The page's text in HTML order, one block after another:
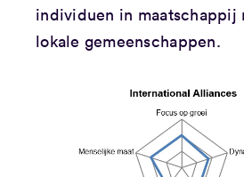
individuen in maatschappij
lokale gemeenschappen.